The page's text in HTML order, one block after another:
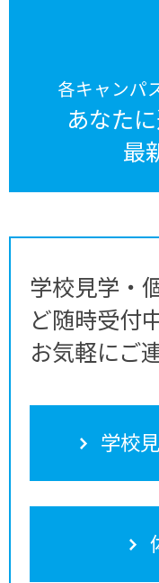
各キャンパ
あなた
最
学校見学・
ど随時受付
お気軽にご
学校